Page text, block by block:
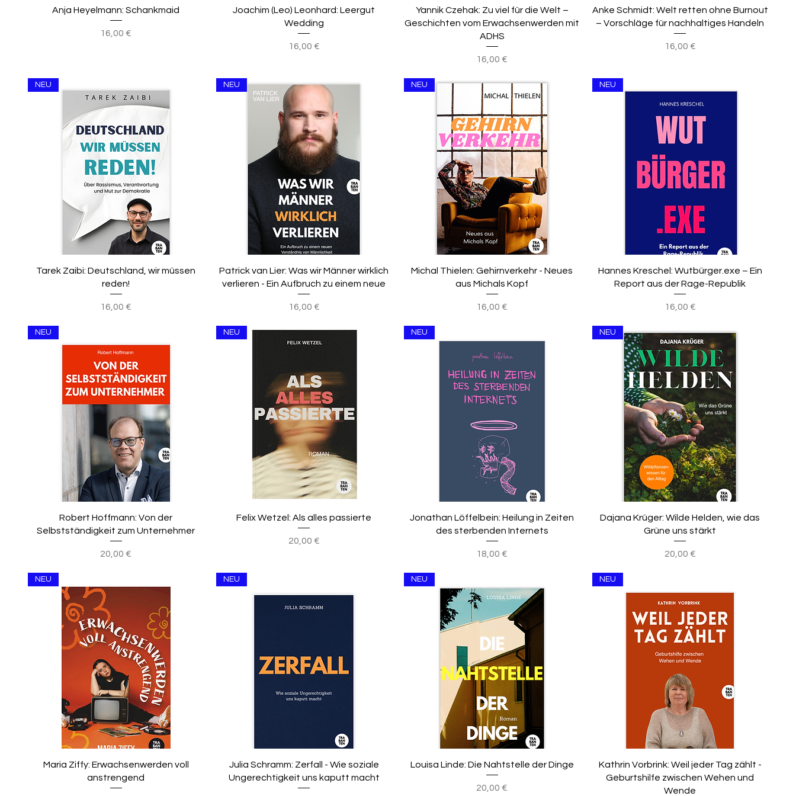
Anja Heyelmann: Schankmaid
Preis
16,00 €
Joachim (Leo) Leonhard: Leergut
Wedding
Preis
16,00 €
Yannik Czehak: Zu viel für die Welt –
Geschichten vom Erwachsenwerden mit
ADHS
Preis
16,00 €
Anke Schmidt: Welt retten ohne Burnout
– Vorschläge für nachhaltiges Handeln
Preis
16,00 €
NEU
Tarek Zaibi: Deutschland, wir müssen
reden!
Preis
16,00 €
NEU
Patrick van Lier: Was wir Männer wirklich
verlieren - Ein Aufbruch zu einem neue
Preis
16,00 €
NEU
Michal Thielen: Gehirnverkehr - Neues
aus Michals Kopf
Preis
16,00 €
NEU
Hannes Kreschel: Wutbürger.exe – Ein
Report aus der Rage-Republik
Preis
16,00 €
NEU
Robert Hoffmann: Von der
Selbstständigkeit zum Unternehmer
Preis
20,00 €
NEU
Felix Wetzel: Als alles passierte
Preis
20,00 €
NEU
Jonathan Löffelbein: Heilung in Zeiten
des sterbenden Internets
Preis
18,00 €
NEU
Dajana Krüger: Wilde Helden, wie das
Grüne uns stärkt
Preis
20,00 €
NEU
Maria Ziffy: Erwachsenwerden voll
anstrengend
NEU
Julia Schramm: Zerfall - Wie soziale
Ungerechtigkeit uns kaputt macht
NEU
Louisa Linde: Die Nahtstelle der Dinge
Preis
20,00 €
NEU
Kathrin Vorbrink: Weil jeder Tag zählt -
Geburtshilfe zwischen Wehen und
Wende